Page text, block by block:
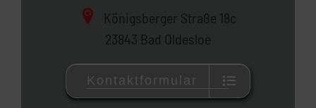
Königsberger Straße 18c
23843 Bad Oldesloe
Kontaktformular